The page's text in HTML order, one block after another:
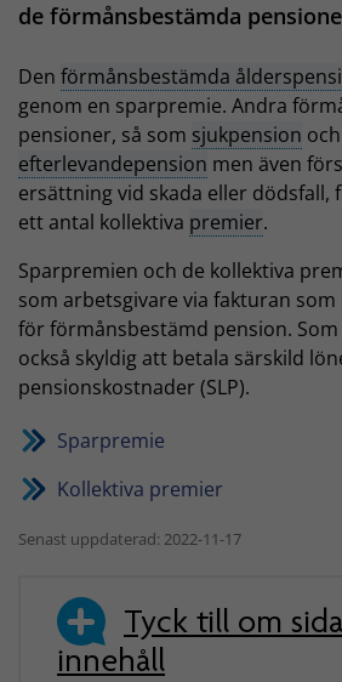
de förmånsbestämda
Den förmånsbestämda
genom en sparpremie. Andra
pensioner, så som sjukpension och
efterlevandepension men även
ersättning vid skada eller dödsfall,
ett antal kollektiva premier.
Sparpremien och de kollektiva
som arbetsgivare via fakturan som
för förmånsbestämd pension.
också skyldig att betala särskild
pensionskostnader (SLP).
Sparpremie
Kollektiva premier
Senast uppdaterad: 2022-11-17
Tyck till om
innehåll